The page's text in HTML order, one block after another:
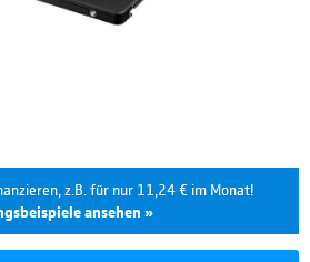
z.B. für nur 11,24 € im Monat!
ansehen »